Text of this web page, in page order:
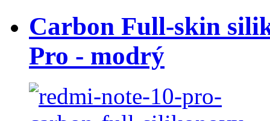
Carbon Full-skin
Pro - modrý